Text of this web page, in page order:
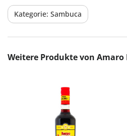
Kategorie: Sambuca
Produktgalerie überspringen
Weitere Produkte von